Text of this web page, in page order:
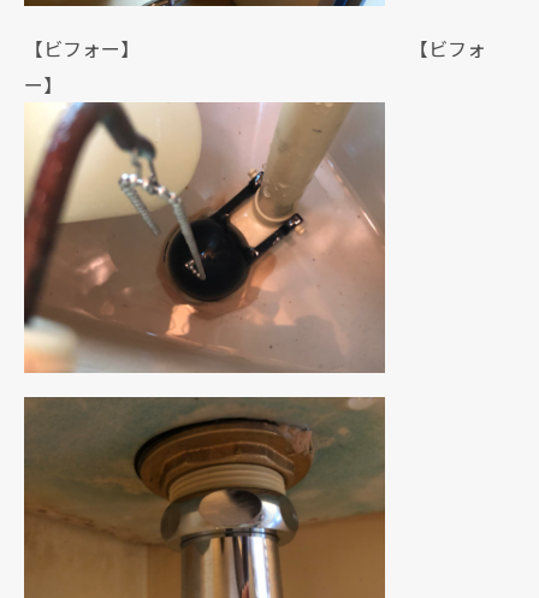
【ビフォー】 【ビフォ
ー】